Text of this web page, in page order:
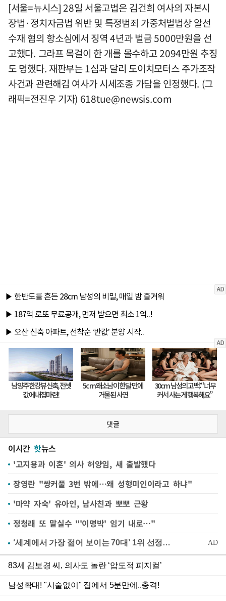
[서울=뉴시스] 28일 서울고법은 김건희 여사의 자본시
장법·정치자금법 위반 및 특정범죄 가중처벌법상 알선
수재 혐의 항소심에서 징역 4년과 벌금 5000만원을 선
고했다. 그라프 목걸이 한 개를 몰수하고 2094만원 추징
도 명했다. 재판부는 1심과 달리 도이치모터스 주가조작
사건과 관련해김 여사가 시세조종 가담을 인정했다. (그
래픽=전진우 기자) 618tue@newsis.com
댓글
이시간 핫뉴스
'고지용과 이혼' 의사 허양임, 새 출발했다
장영란 "쌍커풀 3번 밖에…왜 성형미인이라고 하냐"
'마약 자숙' 유아인, 남사친과 뽀뽀 근황
정청래 또 말실수 "'이명박' 임기 내로…"